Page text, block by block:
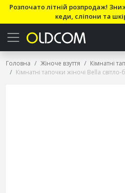
Розпочато літній розпродаж!
кеди, сліпони та
Головна Жіноче взуття
Кімнатні
Кімнатні тапочки жіночі Bella світло-